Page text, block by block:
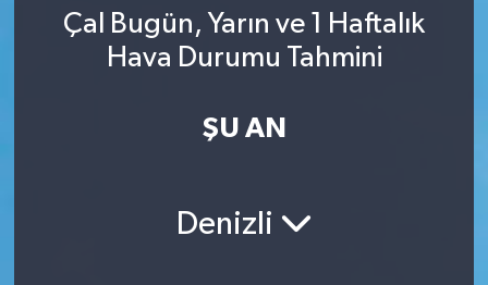
Çal Bugün, Yarın ve 1 Haftalık
Hava Durumu Tahmini
ŞU AN
Denizli
Tüm Manşetler